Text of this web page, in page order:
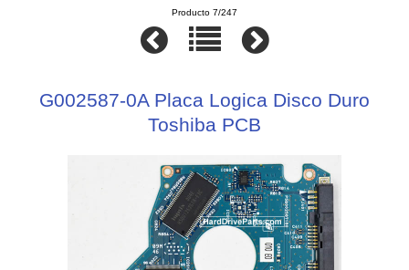
Producto 7/247
G002587-0A Placa Logica Disco Duro
Toshiba PCB